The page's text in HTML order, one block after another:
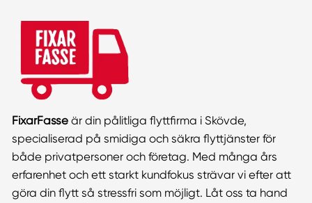
FixarFasseär din pålitliga flyttfirma i Skövde,
specialiserad på smidiga och säkra flyttjänster för
både privatpersoner och företag. Med många års
erfarenhet och ett starkt kundfokus strävar vi efter att
göra din flytt så stressfri som möjligt. Låt oss ta hand